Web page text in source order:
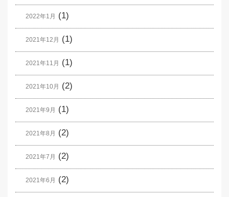
2022年1月 (1)
2021年12月 (1)
2021年11月 (1)
2021年10月 (2)
2021年9月 (1)
2021年8月 (2)
2021年7月 (2)
2021年6月 (2)